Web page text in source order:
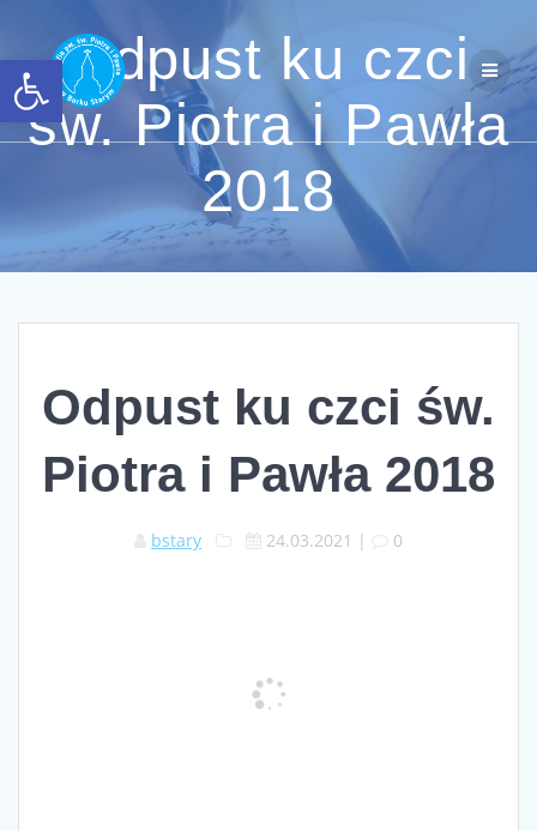
do
treści
Odpust ku czci
św. Piotra i Pawła
2018
Odpust ku czci św.
Piotra i Pawła 2018
bstary 24.03.2021 | 0
Otwórz pasek narzędzi